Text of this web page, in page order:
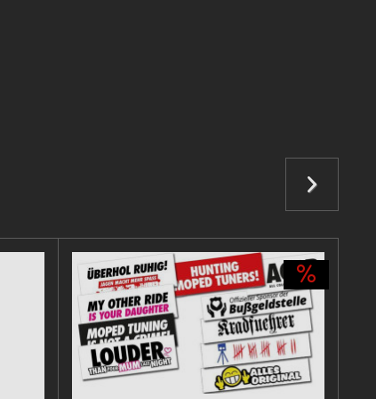
kaufen möchte aber im Titel steht derbi Senda ?
50 Sport,mallossi carbon memranblock, 19
is richtig genial kauftsn euch is sein Geld wert :)
ein Plus punkt: Er ist nicht übertrieben laut